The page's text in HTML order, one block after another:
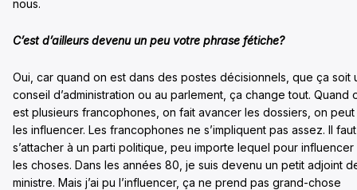
nous.
C’est d’ailleurs devenu un peu votre phrase fétiche?
Oui, car quand on est dans des postes décisionnels, que ça soit
conseil d’administration ou au parlement, ça change tout. Quand
est plusieurs francophones, on fait avancer les dossiers, on peut
les influencer. Les francophones ne s’impliquent pas assez. Il faut
s’attacher à un parti politique, peu importe lequel pour influencer
les choses. Dans les années 80, je suis devenu un petit adjoint
ministre. Mais j’ai pu l’influencer, ça ne prend pas grand-chose